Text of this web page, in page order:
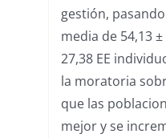
gestión,
media de 54,13 ±
27,38 EE
la moratoria
que las
mejor y se